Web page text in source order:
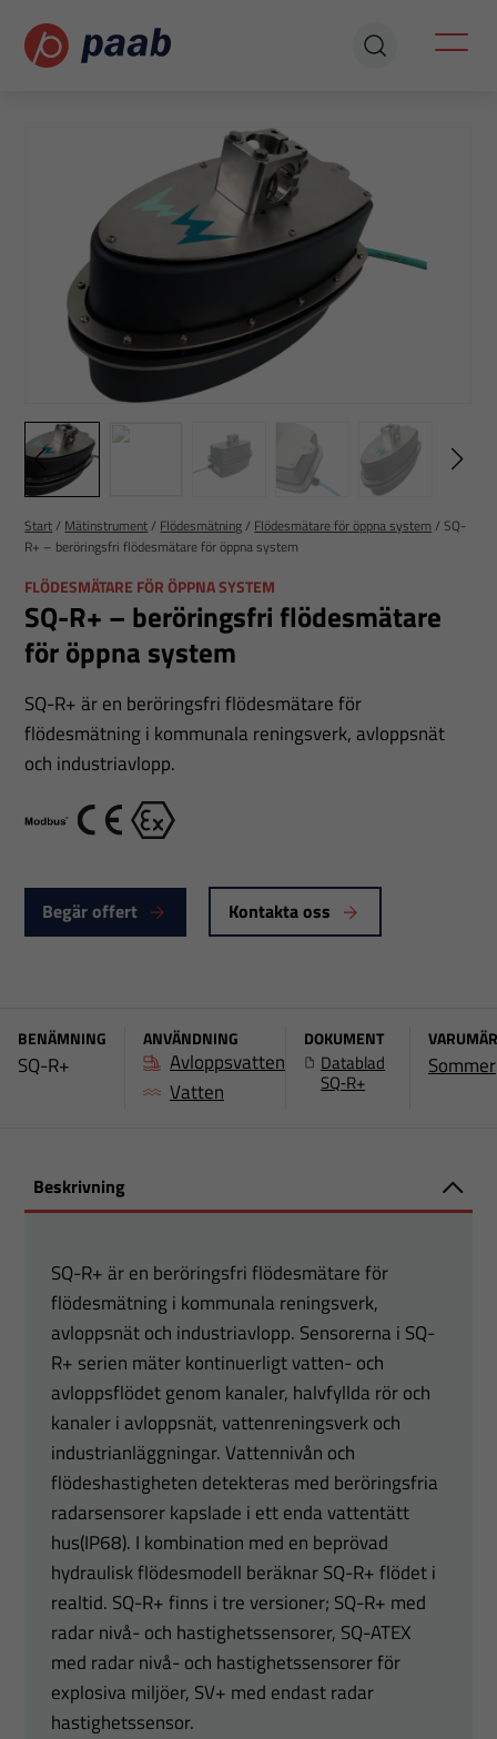
Start/ Mätinstrument/ Flödesmätning/ Flödesmätare för öppna system /SQ-
R+ – beröringsfri flödesmätare för öppna system
FLÖDESMÄTARE FÖR ÖPPNA SYSTEM
SQ-R+ – beröringsfri flödesmätare
för öppna system
SQ-R+ är en beröringsfri flödesmätare för
flödesmätning i kommunala reningsverk, avloppsnät
och industriavlopp.
ModbusCE Ex
Begär offert Kontakta oss
BENÄMNING
SQ-R+
ANVÄNDNING
Avloppsvatten
Vatten
DOKUMENT
Datablad
SQ‑R+
Sommer
Beskrivning
SQ-R+ är en beröringsfri flödesmätare för
flödesmätning i kommunala reningsverk,
avloppsnät och industriavlopp. Sensorerna i SQ-
R+ serien mäter kontinuerligt vatten- och
avloppsflödet genom kanaler, halvfyllda rör och
kanaler i avloppsnät, vattenreningsverk och
industrianläggningar. Vattennivån och
flödeshastigheten detekteras med beröringsfria
radarsensorer kapslade i ett enda vattentätt
hus(IP68). I kombination med en beprövad
hydraulisk flödesmodell beräknar SQ-R+ flödet i
realtid. SQ-R+ finns i tre versioner; SQ-R+ med
radar nivå- och hastighetssensorer, SQ-ATEX
med radar nivå- och hastighetssensorer för
explosiva miljöer, SV+ med endast radar
hastighetssensor.